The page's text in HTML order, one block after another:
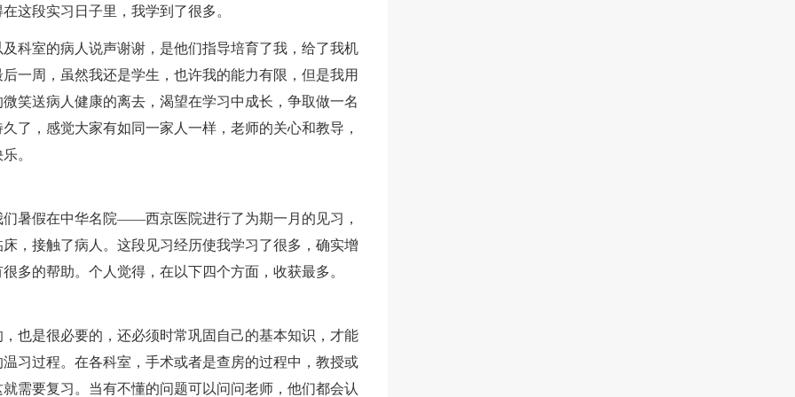
这段实习日子里，我学到了很多。
科室的病人说声谢谢，是他们指导培育了我，给了我机
一周，虽然我还是学生，也许我的能力有限，但是我用
笑送病人健康的离去，渴望在学习中成长，争取做一名
了，感觉大家有如同一家人一样，老师的关心和教导，
。
暑假在中华名院——西京医院进行了为期一月的见习，
，接触了病人。这段见习经历使我学习了很多，确实增
多的帮助。个人觉得，在以下四个方面，收获最多。
也是很必要的，还必须时常巩固自己的基本知识，才能
习过程。在各科室，手术或者是查房的过程中，教授或
需要复习。当有不懂的问题可以问问老师，他们都会认